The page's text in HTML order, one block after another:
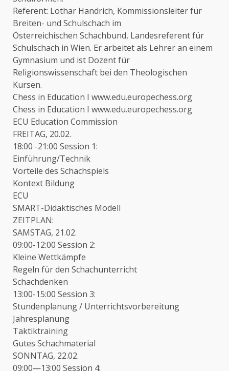
Referent: Lothar Handrich, Kommissionsleiter für
Breiten- und Schulschach im
Österreichischen Schachbund, Landesreferent für
Schulschach in Wien. Er arbeitet als Lehrer an einem
Gymnasium und ist Dozent für
Religionswissenschaft bei den Theologischen
Kursen.
Chess in Education I www.edu.europechess.org
Chess in Education I www.edu.europechess.org
ECU Education Commission
FREITAG, 20.02.
18:00 -21:00 Session 1:
Einführung/Technik
Vorteile des Schachspiels
Kontext Bildung
ECU
SMART-Didaktisches Modell
ZEITPLAN:
SAMSTAG, 21.02.
09:00-12:00 Session 2:
Kleine Wettkämpfe
Regeln für den Schachunterricht
Schachdenken
13:00-15:00 Session 3:
Stundenplanung / Unterrichtsvorbereitung
Jahresplanung
Taktiktraining
Gutes Schachmaterial
SONNTAG, 22.02.
09:00—13:00 Session 4: